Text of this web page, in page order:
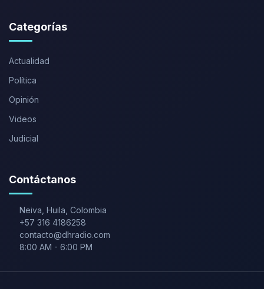
Categorías
Actualidad
Política
Opinión
Videos
Judicial
Contáctanos
Neiva Huila Colombia
+57 316 4186258
contacto@dhradio.com
8:00 AM - 6:00 PM